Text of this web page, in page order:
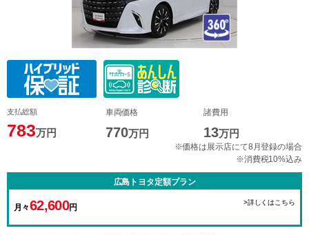
支払総額
783万円
車両価格
770万円
諸費用
13万円
※価格は展示店にて8月登録の場合
※消費税10%込み
広島トヨタ定額プラン
月々62,600円
>詳しくはこちら